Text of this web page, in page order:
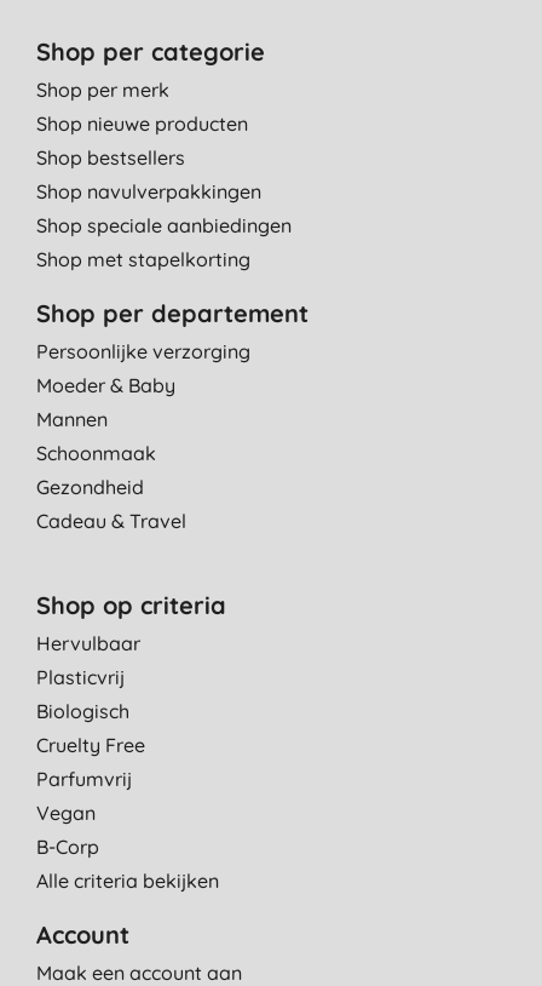
Shop per categorie
Shop per merk
Shop nieuwe producten
Shop bestsellers
Shop navulverpakkingen
Shop speciale aanbiedingen
Shop met stapelkorting
Shop per departement
Persoonlijke verzorging
Moeder & Baby
Mannen
Schoonmaak
Gezondheid
Cadeau & Travel
Shop op criteria
Hervulbaar
Plasticvrij
Biologisch
Cruelty Free
Parfumvrij
Vegan
B-Corp
Alle criteria bekijken
Account
Maak een account aan